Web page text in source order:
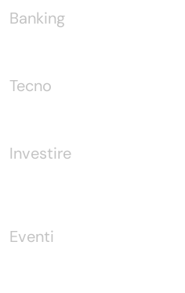
Banking
Tecno
Investire
Eventi